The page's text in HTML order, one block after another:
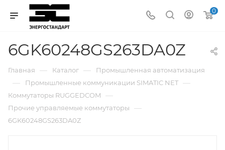
0
6GK60248GS263DA0Z
Главная — Каталог — Промышленная автоматизация
— Промышленные коммуникации SIMATIC NET —
Коммутаторы RUGGEDCOM —
Прочие управляемые коммутаторы —
6GK60248GS263DA0Z